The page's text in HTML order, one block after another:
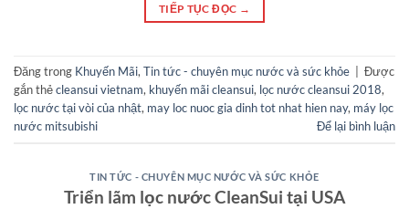
TIẾP TỤC ĐỌC →
Đăng trong Khuyến Mãi, Tin tức - chuyên mục nước và sức khỏe
Được
gắn thẻcleansui vietnam, khuyến mãi cleansui, lọc nước cleansui 2018,
lọc nước tại vòi của nhật, may loc nuoc gia dinh tot nhat hien nay, máy lọc
nước mitsubishi
Để lại bình luận
TIN TỨC - CHUYÊN MỤC NƯỚC VÀ SỨC KHỎE
Triển lãm lọc nước CleanSui tại USA